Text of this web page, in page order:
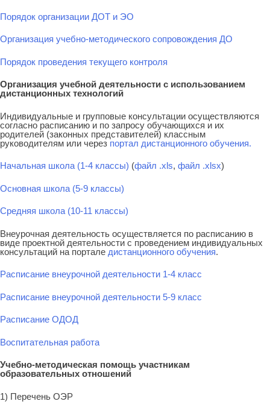
Порядок организации ДОТ и ЭО
Организация учебно-методического сопровождения ДО
Порядок проведения текущего контроля
Организация учебной деятельности с использованием
дистанционных технологий
Индивидуальные и групповые консультации осуществляются
согласно расписанию и по запросу обучающихся и их
родителей (законных представителей) классным
руководителям или через портал дистанционного обучения.
Начальная школа (1-4 классы) (файл .xls, файл .xlsx)
Основная школа (5-9 классы)
Средняя школа (10-11 классы)
Внеурочная деятельность осуществляется по расписанию в
виде проектной деятельности с проведением индивидуальных
консультаций на портале дистанционного обучения.
Расписание внеурочной деятельности 1-4 класс
Расписание внеурочной деятельности 5-9 класс
Расписание ОДОД
Воспитательная работа
Учебно-методическая помощь участникам
образовательных отношений
1) Перечень ОЭР